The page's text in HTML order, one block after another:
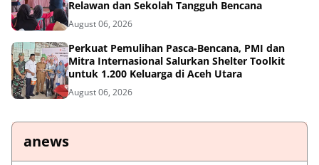
Relawan dan Sekolah Tangguh Bencana
August 06, 2026
Perkuat Pemulihan Pasca-Bencana, PMI dan
Mitra Internasional Salurkan Shelter Toolkit
untuk 1.200 Keluarga di Aceh Utara
August 06, 2026
anews